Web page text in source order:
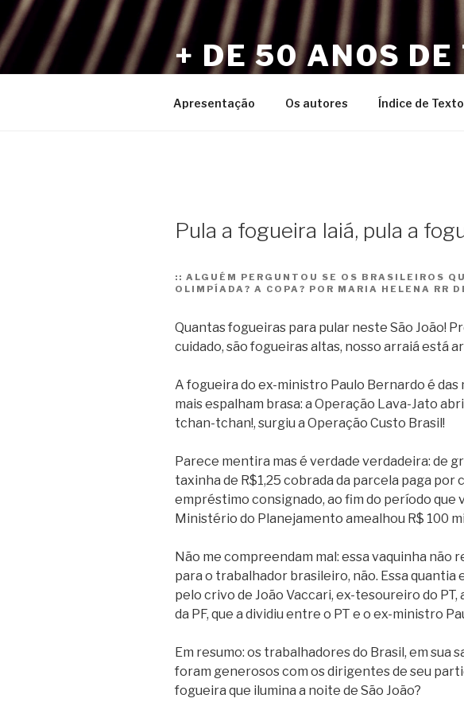
Pular
para
o
conteúdo
+ DE 50 ANOS DE
Apresentação Os autores Índice de
Pula a fogueira Iaiá, pula a
:: ALGUÉM PERGUNTOU SE OS BRASILEIROS
OLIMPÍADA? A COPA? POR MARIA HELENA RR
Quantas fogueiras para pular neste São João!
cuidado, são fogueiras altas, nosso arraiá está
A fogueira do ex-ministro Paulo Bernardo é das
mais espalham brasa: a Operação Lava-Jato
tchan-tchan!, surgiu a Operação Custo Brasil!
Parece mentira mas é verdade verdadeira: de
taxinha de R$1,25 cobrada da parcela paga por
empréstimo consignado, ao fim do período que
Ministério do Planejamento amealhou R$ 100
Não me compreendam mal: essa vaquinha não
para o trabalhador brasileiro, não. Essa quantia
pelo crivo de João Vaccari, ex-tesoureiro do
da PF, que a dividiu entre o PT e o ex-ministro
Em resumo: os trabalhadores do Brasil, em sua
foram generosos com os dirigentes de seu
fogueira que ilumina a noite de São João?